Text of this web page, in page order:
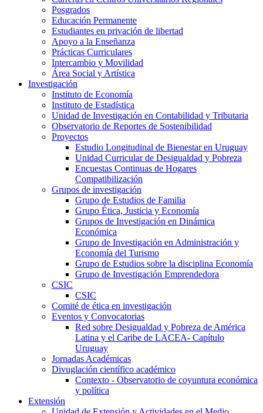
Posgrados
Educación Permanente
Estudiantes en privación de libertad
Apoyo a la Enseñanza
Prácticas Curriculares
Intercambio y Movilidad
Área Social y Artística
Investigación
Instituto de Economía
Instituto de Estadística
Unidad de Investigación en Contabilidad y Tributaria
Observatorio de Reportes de Sostenibilidad
Proyectos
Estudio Longitudinal de Bienestar en Uruguay
Unidad Curricular de Desigualdad y Pobreza
Encuestas Continuas de Hogares
Compatibilización
Grupos de investigación
Grupo de Estudios de Familia
Grupo Ética, Justicia y Economía
Grupos de Investigación en Dinámica
Económica
Grupo de Investigación en Administración y
Economía del Turismo
Grupo de Estudios sobre la disciplina Economía
Grupo de Investigación Emprendedora
CSIC
CSIC
Comité de ética en investigación
Eventos y Convocatorias
Red sobre Desigualdad y Pobreza de América
Latina y el Caribe de LACEA- Capítulo
Uruguay
Jornadas Académicas
Divuglación científico académico
Contexto - Observatorio de coyuntura económica
y política
Extensión